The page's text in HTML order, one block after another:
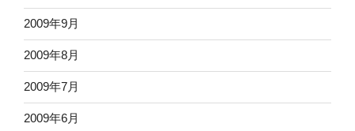
2009年9月
2009年8月
2009年7月
2009年6月